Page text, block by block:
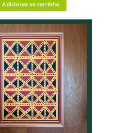
Adicionar ao carrinho